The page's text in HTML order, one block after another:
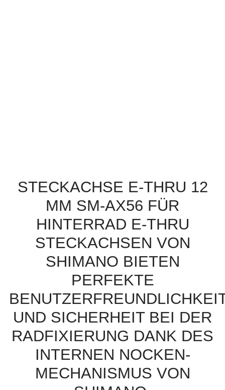
STECKACHSE E-THRU 12
MM SM-AX56 FÜR
HINTERRAD E-THRU
STECKACHSEN VON
SHIMANO BIETEN
PERFEKTE
UND SICHERHEIT BEI DER
RADFIXIERUNG DANK DES
INTERNEN NOCKEN-
MECHANISMUS VON